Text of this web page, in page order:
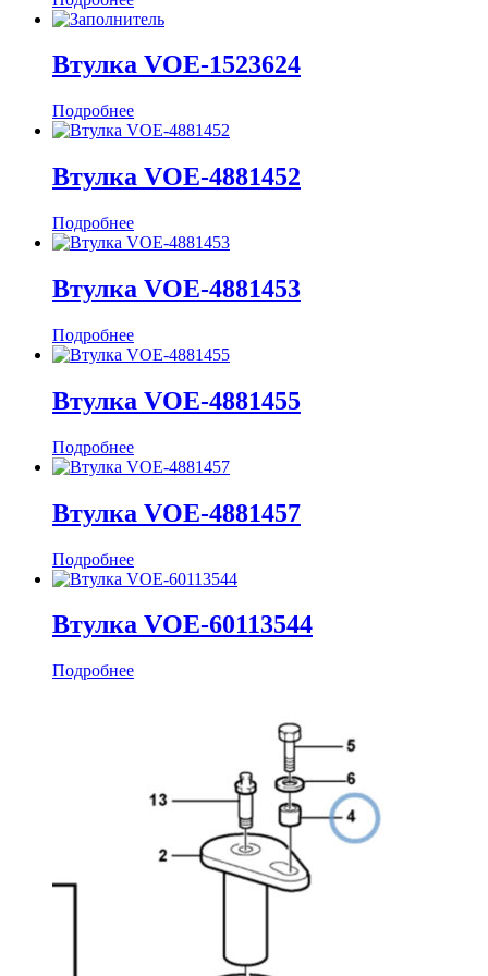
Втулка VOE-1523624
Подробнее
Втулка VOE-4881452
Подробнее
Втулка VOE-4881453
Подробнее
Втулка VOE-4881455
Подробнее
Втулка VOE-4881457
Подробнее
Втулка VOE-60113544
Подробнее